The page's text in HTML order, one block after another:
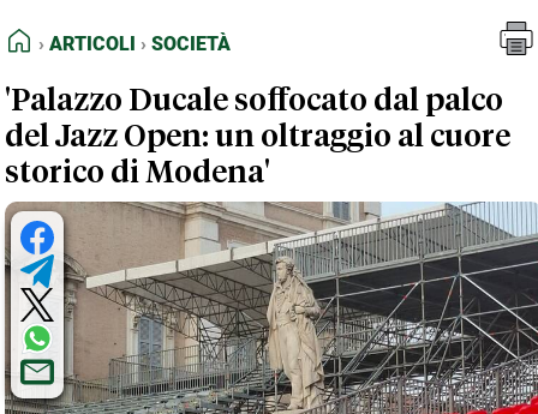
FEED RSS
NORMATIVE DEONTOLOGICHE
TERMINI e CONDIZIONI
HOME
ARTICOLI SOCIETÀ
'Palazzo Ducale soffocato dal palco
del Jazz Open: un oltraggio al cuore
storico di Modena'